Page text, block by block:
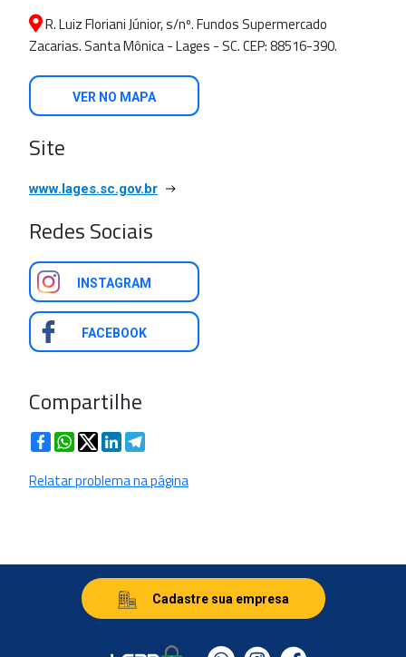
R. Luiz Floriani Júnior, s/nº. Fundos Supermercado
Zacarias. Santa Mônica - Lages - SC. CEP: 88516-390.
VER NO MAPA
Site
www.lages.sc.gov.br
Redes Sociais
INSTAGRAM
FACEBOOK
Compartilhe
FacebookWhatsApp
TwitterLinkedIn
Relatar problema na página
Cadastre sua empresa